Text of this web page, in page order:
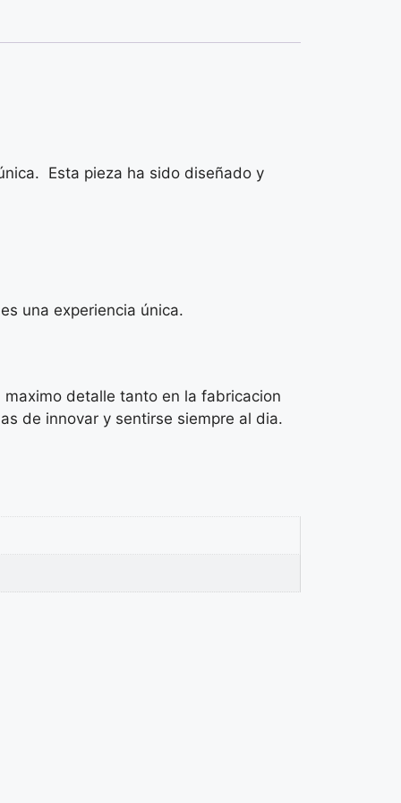
Esta pieza ha sido diseñado y
una experiencia única.
detalle tanto en la fabricacion
de innovar y sentirse siempre al dia.